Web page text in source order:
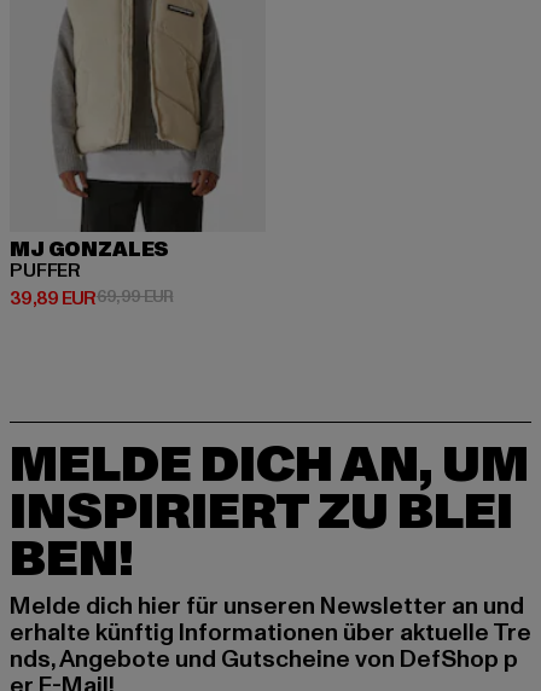
MJ GONZALES
PUFFER
39,89 EUR
Derzeitiger Preis: 39,89 EUR
69,99 EURAktionspreis: 69,99 EUR
MELDE DICH AN, UM
INSPIRIERT ZU BLEI
BEN!
Melde dich hier für unseren Newsletter an und
erhalte künftig Informationen über aktuelle Tre
nds, Angebote und Gutscheine von DefShop p